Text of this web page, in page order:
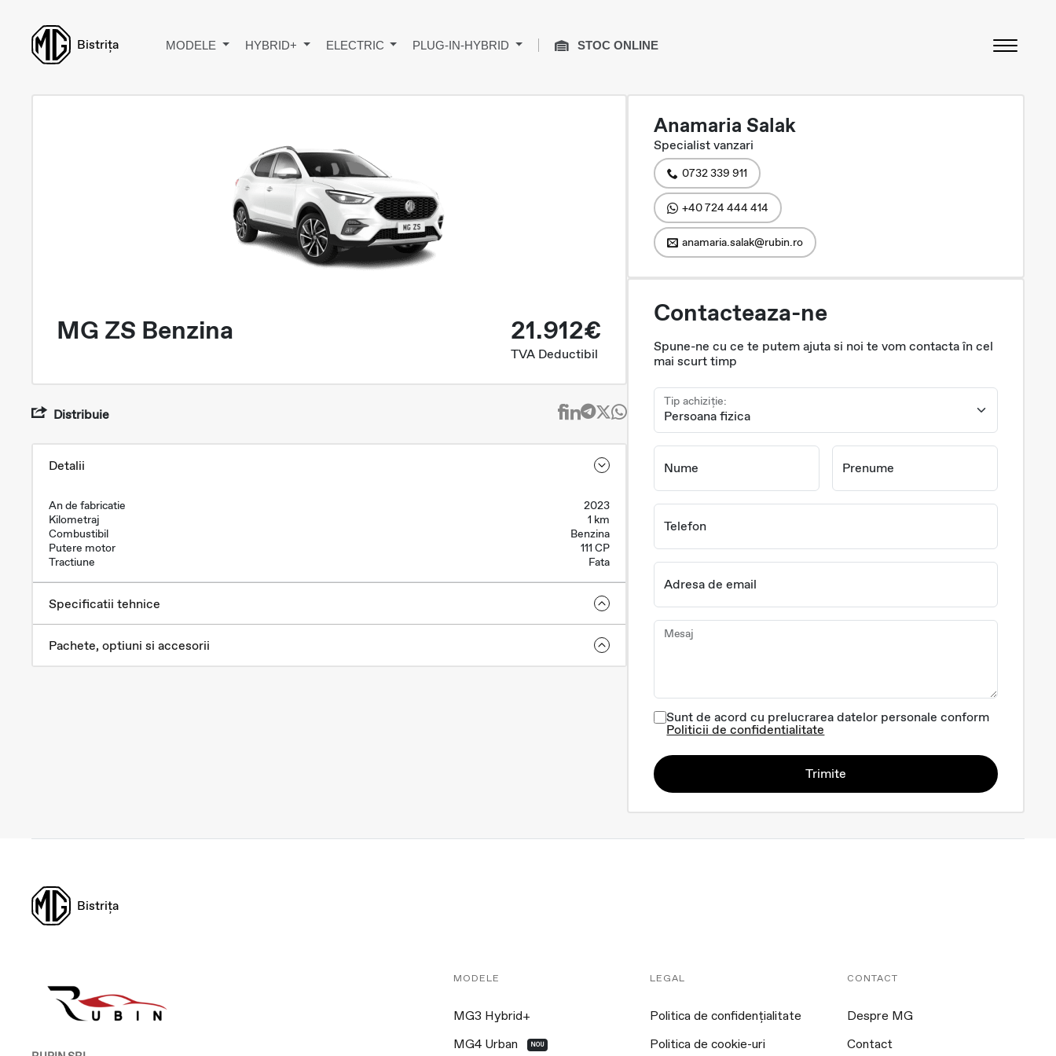
Bistrița MODELE HYBRID+ ELECTRIC PLUG-IN-HYBRID STOC ONLINE
MG ZS Benzina 21.912€
TVA Deductibil
Distribuie
Detalii
An de fabricatie
2023
Kilometraj
1 km
Combustibil
Benzina
Putere motor
111 CP
Tractiune
Fata
Specificatii tehnice
Pachete, optiuni si accesorii
Anamaria Salak
Specialist vanzari
0732 339 911
+40 724 444 414
anamaria.salak@rubin.ro
Contacteaza-ne
Spune-ne cu ce te putem ajuta si noi te vom contacta în cel
mai scurt timp
Tip achiziție:
Nume Prenume
Telefon
Adresa de email
Mesaj
Sunt de acord cu prelucrarea datelor personale conform
Politicii de confidentialitate
Trimite
Bistrița
MODELE
MG3 Hybrid+
MG4 Urban NOU
LEGAL
Politica de confidențialitate
Politica de cookie-uri
CONTACT
Despre MG
Contact